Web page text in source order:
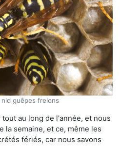
guêpes frelons
au long de l'année, et nous
la semaine, et ce, même les
fériés, car nous savons